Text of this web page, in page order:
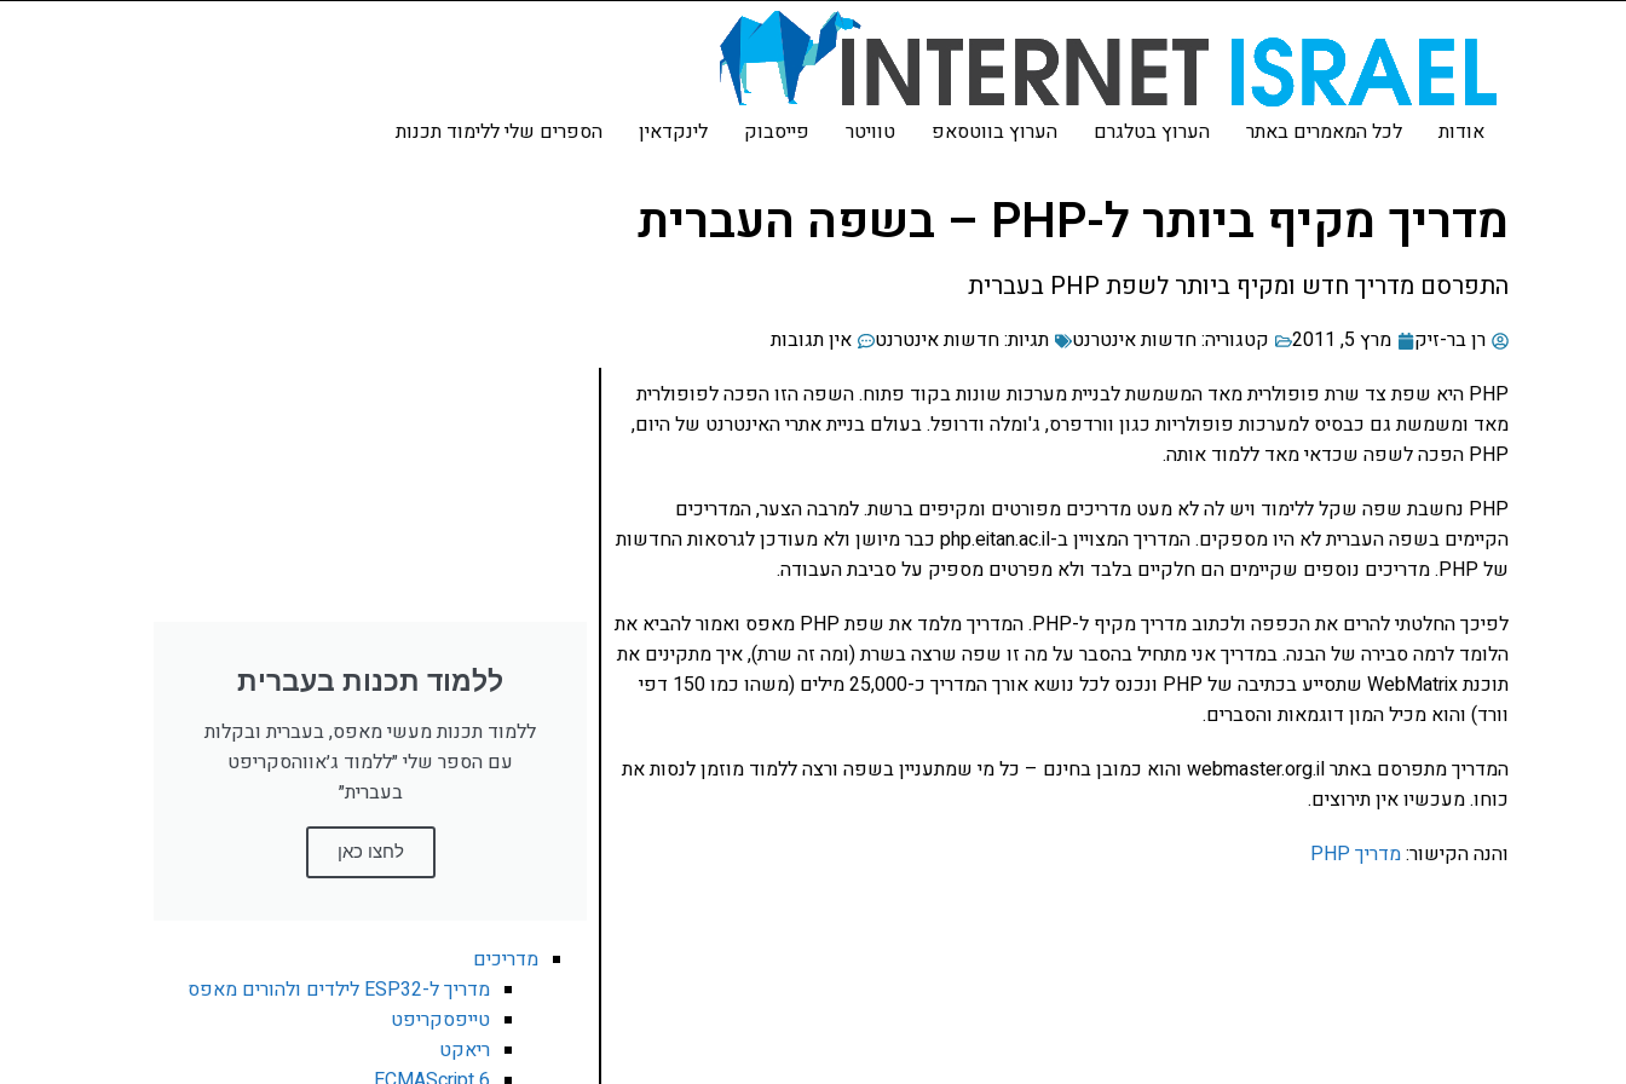
אודות לכל המאמרים באתר הערוץ בטלגרם הערוץ בווטסאפ טוויטר פייסבוק לינקדאין הספרים שלי ללימוד תכנות
מדריך מקיף ביותר ל-PHP – בשפה העברית
התפרסם מדריך חדש ומקיף ביותר לשפת PHP בעברית
רן בר-זיק מרץ 5, 2011 קטגוריה:חדשות אינטרנט תגיות:חדשות אינטרנט
אין תגובות
PHP היא שפת צד שרת פופולרית מאד המשמשת לבניית מערכות שונות בקוד פתוח. השפה הזו הפכה לפופולרית
מאד ומשמשת גם כבסיס למערכות פופולריות כגון וורדפרס, ג'ומלה ודרופל. בעולם בניית אתרי האינטרנט של היום,
PHP הפכה לשפה שכדאי מאד ללמוד אותה.
PHP נחשבת שפה שקל ללימוד ויש לה לא מעט מדריכים מפורטים ומקיפים ברשת. למרבה הצער, המדריכים
הקיימים בשפה העברית לא היו מספקים. המדריך המצויין ב-php.eitan.ac.il כבר מיושן ולא מעודכן לגרסאות החדשות
של PHP. מדריכים נוספים שקיימים הם חלקיים בלבד ולא מפרטים מספיק על סביבת העבודה.
לפיכך החלטתי להרים את הכפפה ולכתוב מדריך מקיף ל-PHP. המדריך מלמד את שפת PHP מאפס ואמור להביא את
הלומד לרמה סבירה של הבנה. במדריך אני מתחיל בהסבר על מה זו שפה שרצה בשרת (ומה זה שרת), איך מתקינים את
תוכנת WebMatrix שתסייע בכתיבה של PHP ונכנס לכל נושא אורך המדריך כ-25,000 מילים (משהו כמו 150 דפי
וורד) והוא מכיל המון דוגמאות והסברים.
המדריך מתפרסם באתר webmaster.org.il והוא כמובן בחינם – כל מי שמתעניין בשפה ורצה ללמוד מוזמן לנסות את
כוחו. מעכשיו אין תירוצים.
והנה הקישור:מדריך PHP
ללמוד תכנות בעברית
ללמוד תכנות מעשי מאפס, בעברית ובקלות
עם הספר שלי ״ללמוד ג׳אווהסקריפט
בעברית״
לחצו כאן
מדריכים
מדריך ל-ESP32 לילדים ולהורים מאפס
טייפסקריפט
ריאקט